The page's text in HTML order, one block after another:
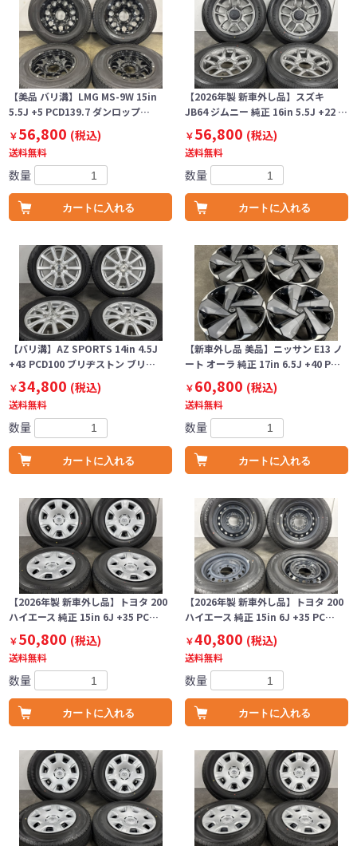
【美品 バリ溝】LMG MS-9W 15in
5.5J +5 PCD139.7 ダンロップ…
￥56,800 (税込)
送料無料
数量
カートに入れる
【2026年製 新車外し品】スズキ
JB64 ジムニー 純正 16in 5.5J +22 …
￥56,800 (税込)
送料無料
数量
カートに入れる
【バリ溝】AZ SPORTS 14in 4.5J
+43 PCD100 ブリヂストン ブリ…
￥34,800 (税込)
送料無料
数量
カートに入れる
【新車外し品 美品】ニッサン E13 ノ
ート オーラ 純正 17in 6.5J +40 P…
￥60,800 (税込)
送料無料
数量
カートに入れる
【2026年製 新車外し品】トヨタ 200
ハイエース 純正 15in 6J +35 PC…
￥50,800 (税込)
送料無料
数量
カートに入れる
【2026年製 新車外し品】トヨタ 200
ハイエース 純正 15in 6J +35 PC…
￥40,800 (税込)
送料無料
数量
カートに入れる